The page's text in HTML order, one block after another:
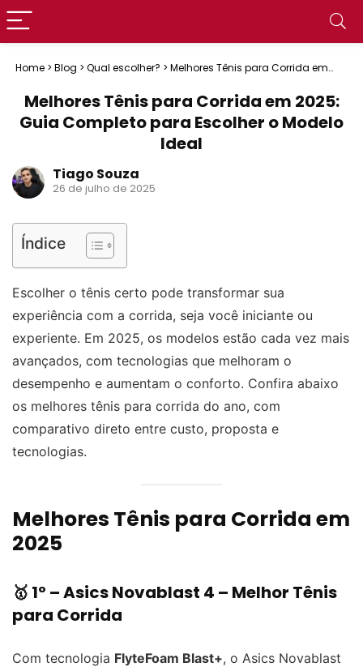
Home > Blog > Qual escolher? > Melhores Tênis para Corrida em
Melhores Tênis para Corrida em 2025:
Guia Completo para Escolher o Modelo
Ideal
Tiago Souza
26 de julho de 2025
Índice
Escolher o tênis certo pode transformar sua
experiência com a corrida, seja você iniciante ou
experiente. Em 2025, os modelos estão cada vez mais
avançados, com tecnologias que melhoram o
desempenho e aumentam o conforto. Confira abaixo
os melhores tênis para corrida do ano, com
comparativo direto entre custo, proposta e
tecnologias.
Melhores Tênis para Corrida em
2025
🥇 1º –Asics Novablast 4 – Melhor Tênis
para Corrida
Com tecnologia FlyteFoam Blast+, o Asics Novablast